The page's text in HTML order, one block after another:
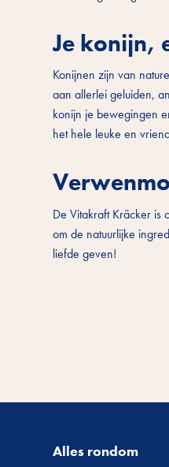
Je konijn,
Konijnen zijn van
aan allerlei geluiden,
konijn je bewegingen
het hele leuke en
De Vitakraft Kräcker is
om de natuurlijke
liefde geven!
Alles rondom